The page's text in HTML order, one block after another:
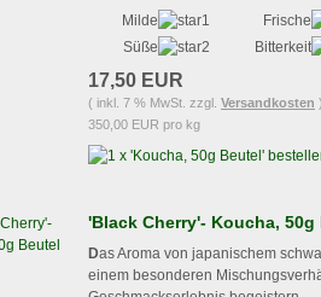
Milde
Frische
Süße
Bitterkeit
17,50 EUR
( inkl. 7 % MwSt. zzgl. Versandkosten )
350,00 EUR pro kg
'Black Cherry'- Koucha, 50g
Das Aroma von japanischem
einem besonderen